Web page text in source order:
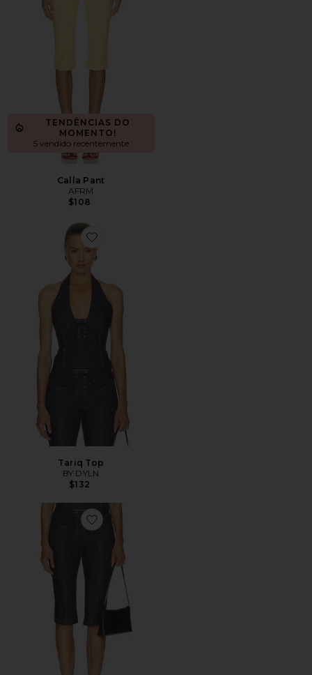
TENDÊNCIAS DO
MOMENTO!
5 vendido recentemente
Calla Pant
AFRM
$108
Favorite Tariq Top
Tariq Top
BY.DYLN
$132
Favorite Tariq Capri Jeans